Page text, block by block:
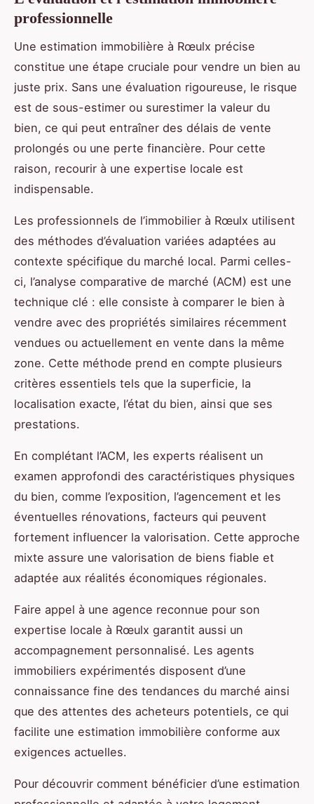
professionnelle
Une estimation immobilière à Rœulx précise
constitue une étape cruciale pour vendre un bien au
juste prix. Sans une évaluation rigoureuse, le risque
est de sous-estimer ou surestimer la valeur du
bien, ce qui peut entraîner des délais de vente
prolongés ou une perte financière. Pour cette
raison, recourir à une expertise locale est
indispensable.
Les professionnels de l’immobilier à Rœulx utilisent
des méthodes d’évaluation variées adaptées au
contexte spécifique du marché local. Parmi celles-
ci, l’analyse comparative de marché (ACM) est une
technique clé : elle consiste à comparer le bien à
vendre avec des propriétés similaires récemment
vendues ou actuellement en vente dans la même
zone. Cette méthode prend en compte plusieurs
critères essentiels tels que la superficie, la
localisation exacte, l’état du bien, ainsi que ses
prestations.
En complétant l’ACM, les experts réalisent un
examen approfondi des caractéristiques physiques
du bien, comme l’exposition, l’agencement et les
éventuelles rénovations, facteurs qui peuvent
fortement influencer la valorisation. Cette approche
mixte assure une valorisation de biens fiable et
adaptée aux réalités économiques régionales.
Faire appel à une agence reconnue pour son
expertise locale à Rœulx garantit aussi un
accompagnement personnalisé. Les agents
immobiliers expérimentés disposent d’une
connaissance fine des tendances du marché ainsi
que des attentes des acheteurs potentiels, ce qui
facilite une estimation immobilière conforme aux
exigences actuelles.
Pour découvrir comment bénéficier d’une estimation